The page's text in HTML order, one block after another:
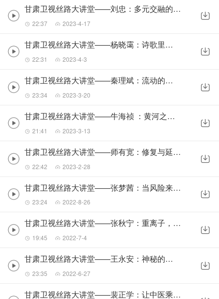
甘肃卫视丝路大讲堂——刘忠：多元交融的甘肃音乐
22:37 2023-4-17
甘肃卫视丝路大讲堂——杨晓霭：诗歌里的黄河
22:31 2023-4-3
甘肃卫视丝路大讲堂——秦理斌：流动的线条
23:34 2023-3-20
甘肃卫视丝路大讲堂——牛海祯 ：黄河之水天上来
21:41 2023-3-13
甘肃卫视丝路大讲堂——师有宽：修复与延绵文化血脉“古卷复生”
22:42 2023-2-28
甘肃卫视丝路大讲堂——张梦茜：当风险来临时，你准备好了吗？
23:24 2022-8-26
甘肃卫视丝路大讲堂——张秋宁：重离子，癌症治疗新武器
19:45 2022-7-4
甘肃卫视丝路大讲堂——王永安：神秘的周人聚落
23:35 2022-6-27
甘肃卫视丝路大讲堂——裴正学：让中医乘上现代化快车